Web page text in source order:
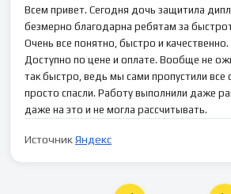
Всем привет. Сегодня дочь защитила
безмерно благодарна ребятам за
Очень все понятно, быстро и качественно.
Доступно по цене и оплате. Вообще не
так быстро, ведь мы сами пропустили все
просто спасли. Работу выполнили даже
даже на это и не могла рассчитывать.
ИсточникЯндекс